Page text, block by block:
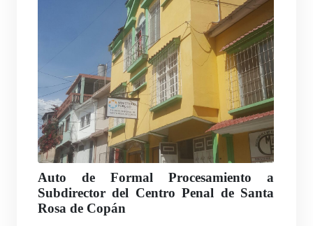
Auto de Formal Procesamiento a
Subdirector del Centro Penal de Santa
Rosa de Copán